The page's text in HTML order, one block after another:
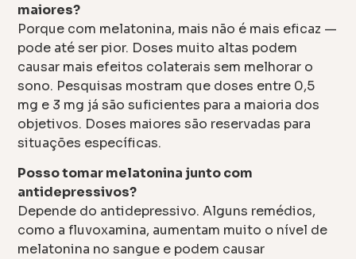
maiores?
Porque com melatonina, mais não é mais eficaz —
pode até ser pior. Doses muito altas podem
causar mais efeitos colaterais sem melhorar o
sono. Pesquisas mostram que doses entre 0,5
mg e 3 mg já são suficientes para a maioria dos
objetivos. Doses maiores são reservadas para
situações específicas.
Posso tomar melatonina junto com
antidepressivos?
Depende do antidepressivo. Alguns remédios,
como a fluvoxamina, aumentam muito o nível de
melatonina no sangue e podem causar